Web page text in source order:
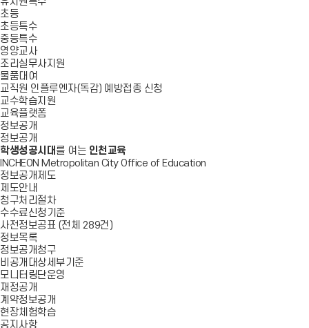
초등
초등특수
중등특수
영양교사
조리실무사지원
물품대여
교직원 인플루엔자(독감) 예방접종 신청
교수학습지원
교육플랫폼
정보공개
정보공개
학생성공시대 를 여는 인천교육
INCHEON Metropolitan City Office of Education
정보공개제도
제도안내
청구처리절차
수수료신청기준
사전정보공표 (전체 289건)
정보목록
정보공개청구
비공개대상세부기준
모니터링단운영
재정공개
계약정보공개
현장체험학습
공지사항